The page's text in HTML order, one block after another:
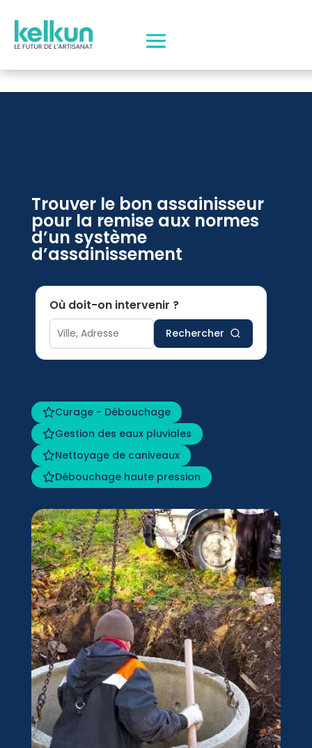
Trouver le bon assainisseur
pour la remise aux normes
d’un système
d’assainissement
Où doit-on intervenir ?
Rechercher
Curage - Débouchage
Gestion des eaux pluviales
Nettoyage de caniveaux
Débouchage haute pression